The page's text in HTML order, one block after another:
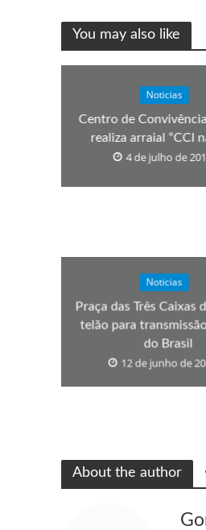
You may also like
Noticias
Centro de
realiza arraial “CCI
4 de julho de
Noticias
Praça das Três Caixas
telão para
do Brasil
12 de junho de
About the author